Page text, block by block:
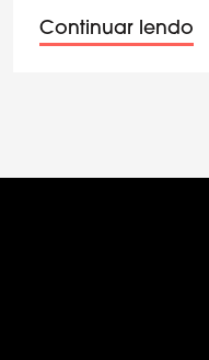
Continuar lendo